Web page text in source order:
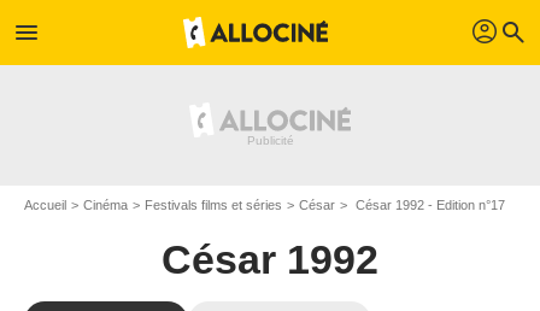
menu profil search
Accueil Cinéma Festivals films et séries César César 1992 - Edition n°17
César 1992